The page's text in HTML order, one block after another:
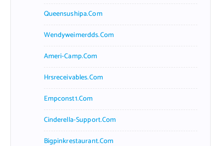
Queensushipa.com
Wendyweimerdds.com
Ameri-Camp.com
Hrsreceivables.com
Empconst1.com
Cinderella-Support.com
Bigpinkrestaurant.com